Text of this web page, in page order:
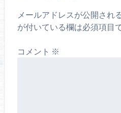
メールアドレスが公開され
が付いている欄は必須項目
コメント ※